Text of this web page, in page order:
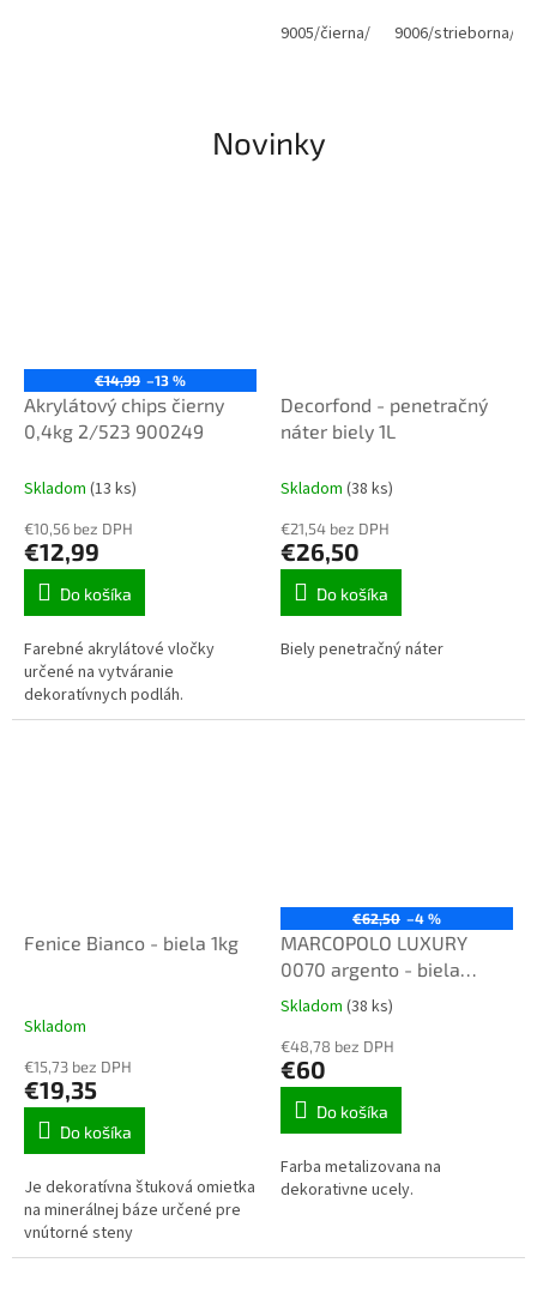
TVRDIDLA!!! treba dokúpiť
9005/čierna/ 9006/strieborna/
Novinky
€14,99 –13 %
Akrylátový chips čierny
0,4kg 2/523 900249
Skladom (13 ks)
€10,56 bez DPH
€12,99
Do košíka
Farebné akrylátové vločky
určené na vytváranie
dekoratívnych podláh.
Decorfond - penetračný
náter biely 1L
Skladom (38 ks)
€21,54 bez DPH
€26,50
Do košíka
Biely penetračný náter
Fenice Bianco - biela 1kg
Skladom
€15,73 bez DPH
€19,35
Do košíka
Je dekoratívna štuková omietka
na minerálnej báze určené pre
vnútorné steny
€62,50 –4 %
MARCOPOLO LUXURY
0070 argento - biela
strieborná 1L
Priemerné
produktu
je
3,1
hviezdičiek.
Skladom (38 ks)
€48,78 bez DPH
€60
Do košíka
Farba metalizovana na
dekorativne ucely.